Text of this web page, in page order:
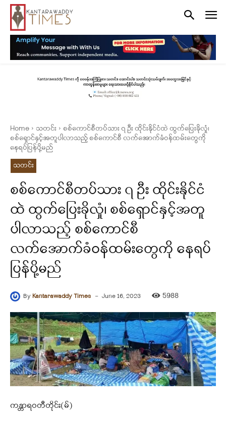
Home သတင်း
စစ်ကောင်စီတပ်သား ၇ ဦး ထိုင်းနိုင်ငံထဲ ထွက်ပြေးခိုလှုံ၊
စစ်ရှောင်နှင့်အတူပါလာသည့် စစ်ကောင်စီ လက်အောက်ခံဝန်ထမ်းတွေကို
နေရပ်ပြန်ပို့မည်
သတင်း
စစ်ကောင်စီတပ်သား ၇ ဦး ထိုင်းနိုင်ငံ
ထဲ ထွက်ပြေးခိုလှုံ၊ စစ်ရှောင်နှင့်အတူ
ပါလာသည့် စစ်ကောင်စီ
လက်အောက်ခံဝန်ထမ်းတွေကို နေရပ်
ပြန်ပို့မည်
ByKantarawaddy Times - June 16, 2023 5988
ကန္တာရဝတီတိုင်း(မ်)